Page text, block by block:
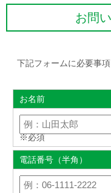
お問
下記フォームに必要事
お名前
※必須
電話番号（半角）